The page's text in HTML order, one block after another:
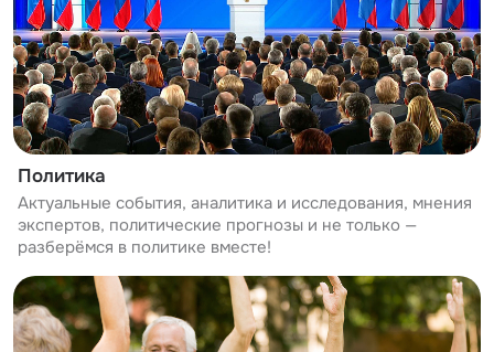
Политика
Актуальные события, аналитика и исследования, мнения
экспертов, политические прогнозы и не только —
разберёмся в политике вместе!